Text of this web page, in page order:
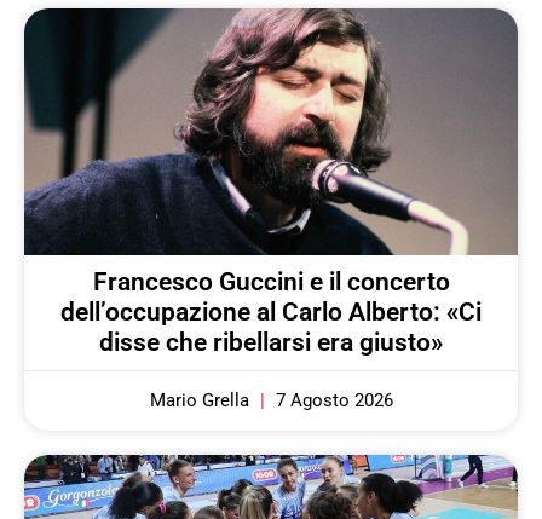
Francesco Guccini e il concerto
dell’occupazione al Carlo Alberto: «Ci
disse che ribellarsi era giusto»
Mario Grella 7 Agosto 2026